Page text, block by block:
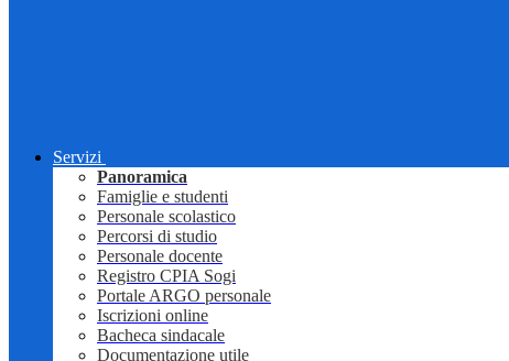
Servizi
Panoramica
Famiglie e studenti
Personale scolastico
Percorsi di studio
Personale docente
Registro CPIA Sogi
Portale ARGO personale
Iscrizioni online
Bacheca sindacale
Documentazione utile